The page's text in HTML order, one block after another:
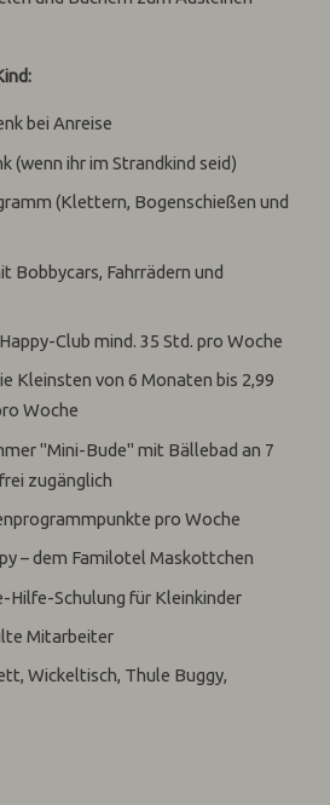
bei Anreise
(wenn ihr im Strandkind seid)
(Klettern, Bogenschießen und
Bobbycars, Fahrrädern und
Club mind. 35 Std. pro Woche
Kleinsten von 6 Monaten bis 2,99
Woche
"Mini-Bude" mit Bällebad an 7
zugänglich
pro Woche
– dem Familotel Maskottchen
Schulung für Kleinkinder
Mitarbeiter
Wickeltisch, Thule Buggy,